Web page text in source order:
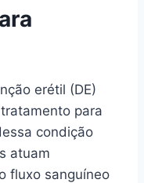
erétil (DE)
para
condição
atuam
fluxo sanguíneo